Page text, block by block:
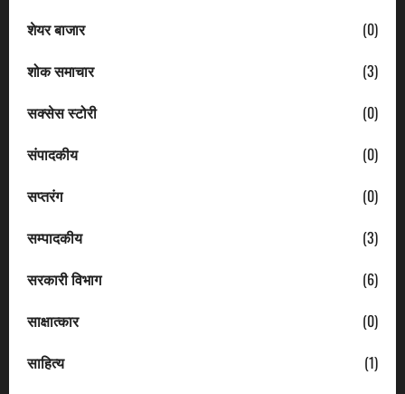
शेयर बाजार
(0)
शोक समाचार
(3)
सक्सेस स्टोरी
(0)
संपादकीय
(0)
सप्तरंग
(0)
सम्पादकीय
(3)
सरकारी विभाग
(6)
साक्षात्कार
(0)
साहित्य
(1)